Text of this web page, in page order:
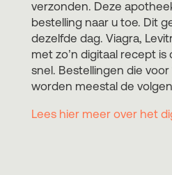
verzonden. Deze
bestelling naar u toe. Dit
dezelfde dag. Viagra,
met zo’n digitaal recept is
snel. Bestellingen die voor
worden meestal de
Lees hier meer over het